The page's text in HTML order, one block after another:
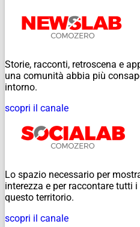
Storie, racconti, retroscena e
una comunità abbia più
intorno.
scopri il canale
Lo spazio necessario per
interezza e per raccontare tutti
questo territorio.
scopri il canale